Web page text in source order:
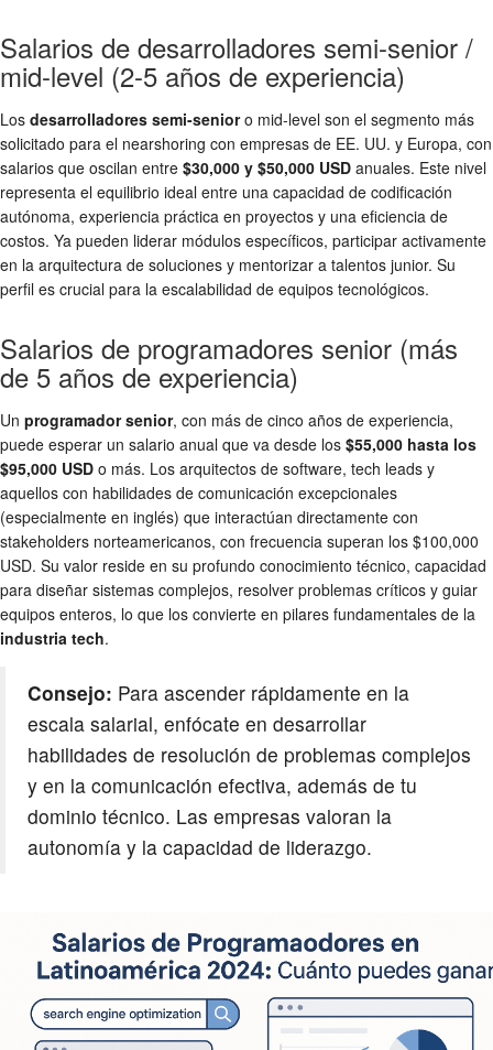
Salarios de desarrolladores semi-senior /
mid-level (2-5 años de experiencia)
Los desarrolladores semi-senioro mid-level son el segmento más
solicitado para el nearshoring con empresas de EE. UU. y Europa, con
salarios que oscilan entre $30,000 y $50,000 USD anuales. Este nivel
representa el equilibrio ideal entre una capacidad de codificación
autónoma, experiencia práctica en proyectos y una eficiencia de
costos. Ya pueden liderar módulos específicos, participar activamente
en la arquitectura de soluciones y mentorizar a talentos junior. Su
perfil es crucial para la escalabilidad de equipos tecnológicos.
Salarios de programadores senior (más
de 5 años de experiencia)
Un programador senior, con más de cinco años de experiencia,
puede esperar un salario anual que va desde los $55,000 hasta los
$95,000 USD o más. Los arquitectos de software, tech leads y
aquellos con habilidades de comunicación excepcionales
(especialmente en inglés) que interactúan directamente con
stakeholders norteamericanos, con frecuencia superan los $100,000
USD. Su valor reside en su profundo conocimiento técnico, capacidad
para diseñar sistemas complejos, resolver problemas críticos y guiar
equipos enteros, lo que los convierte en pilares fundamentales de la
industria tech.
Consejo: Para ascender rápidamente en la
escala salarial, enfócate en desarrollar
habilidades de resolución de problemas complejos
y en la comunicación efectiva, además de tu
dominio técnico. Las empresas valoran la
autonomía y la capacidad de liderazgo.